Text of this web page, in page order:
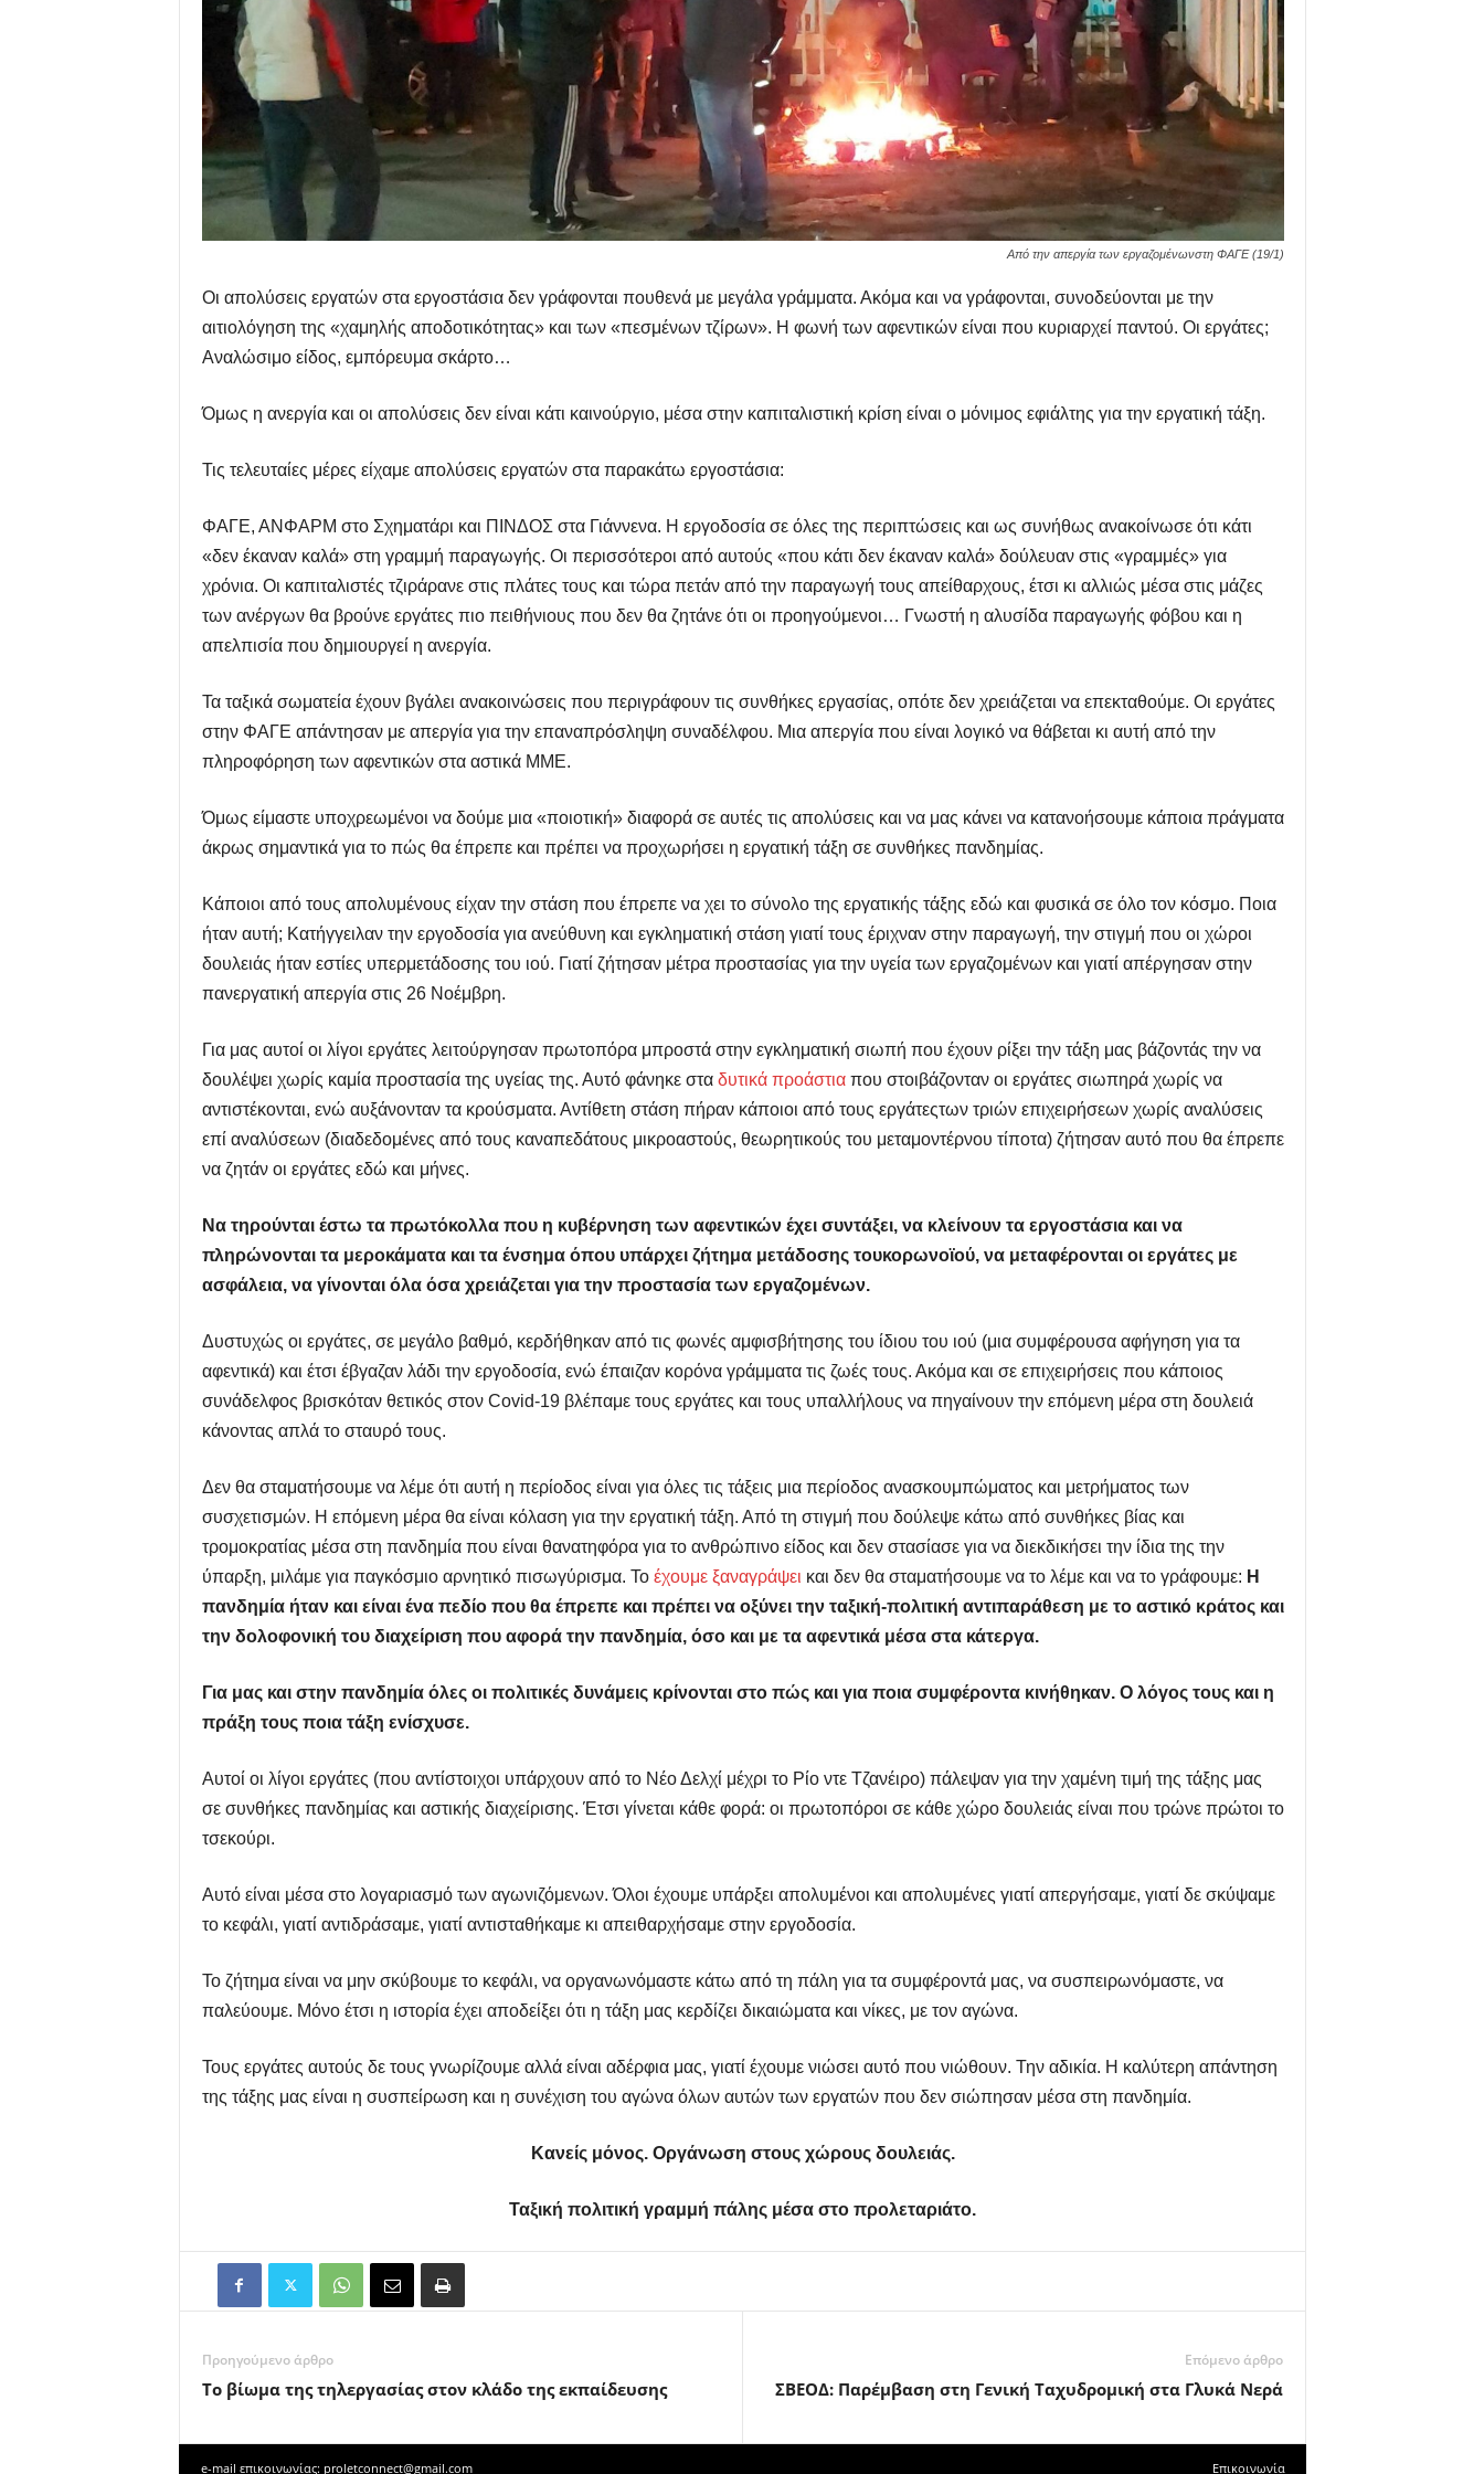
Από την απεργία των εργαζομένωνστη ΦΑΓΕ (19/1)
Οι απολύσεις εργατών στα εργοστάσια δεν γράφονται πουθενά με μεγάλα γράμματα. Ακόμα και να γράφονται, συνοδεύονται με την
αιτιολόγηση της «χαμηλής αποδοτικότητας» και των «πεσμένων τζίρων». Η φωνή των αφεντικών είναι που κυριαρχεί παντού. Οι εργάτες;
Αναλώσιμο είδος, εμπόρευμα σκάρτο…
Όμως η ανεργία και οι απολύσεις δεν είναι κάτι καινούργιο, μέσα στην καπιταλιστική κρίση είναι ο μόνιμος εφιάλτης για την εργατική τάξη.
Τις τελευταίες μέρες είχαμε απολύσεις εργατών στα παρακάτω εργοστάσια:
ΦΑΓΕ, ΑΝΦΑΡΜ στο Σχηματάρι και ΠΙΝΔΟΣ στα Γιάννενα. Η εργοδοσία σε όλες της περιπτώσεις και ως συνήθως ανακοίνωσε ότι κάτι
«δεν έκαναν καλά» στη γραμμή παραγωγής. Οι περισσότεροι από αυτούς «που κάτι δεν έκαναν καλά» δούλευαν στις «γραμμές» για
χρόνια. Οι καπιταλιστές τζιράρανε στις πλάτες τους και τώρα πετάν από την παραγωγή τους απείθαρχους, έτσι κι αλλιώς μέσα στις μάζες
των ανέργων θα βρούνε εργάτες πιο πειθήνιους που δεν θα ζητάνε ότι οι προηγούμενοι… Γνωστή η αλυσίδα παραγωγής φόβου και η
απελπισία που δημιουργεί η ανεργία.
Τα ταξικά σωματεία έχουν βγάλει ανακοινώσεις που περιγράφουν τις συνθήκες εργασίας, οπότε δεν χρειάζεται να επεκταθούμε. Οι εργάτες
στην ΦΑΓΕ απάντησαν με απεργία για την επαναπρόσληψη συναδέλφου. Μια απεργία που είναι λογικό να θάβεται κι αυτή από την
πληροφόρηση των αφεντικών στα αστικά ΜΜΕ.
Όμως είμαστε υποχρεωμένοι να δούμε μια «ποιοτική» διαφορά σε αυτές τις απολύσεις και να μας κάνει να κατανοήσουμε κάποια πράγματα
άκρως σημαντικά για το πώς θα έπρεπε και πρέπει να προχωρήσει η εργατική τάξη σε συνθήκες πανδημίας.
Κάποιοι από τους απολυμένους είχαν την στάση που έπρεπε να χει το σύνολο της εργατικής τάξης εδώ και φυσικά σε όλο τον κόσμο. Ποια
ήταν αυτή; Κατήγγειλαν την εργοδοσία για ανεύθυνη και εγκληματική στάση γιατί τους έριχναν στην παραγωγή, την στιγμή που οι χώροι
δουλειάς ήταν εστίες υπερμετάδοσης του ιού. Γιατί ζήτησαν μέτρα προστασίας για την υγεία των εργαζομένων και γιατί απέργησαν στην
πανεργατική απεργία στις 26 Νοέμβρη.
Για μας αυτοί οι λίγοι εργάτες λειτούργησαν πρωτοπόρα μπροστά στην εγκληματική σιωπή που έχουν ρίξει την τάξη μας βάζοντάς την να
δουλέψει χωρίς καμία προστασία της υγείας της. Αυτό φάνηκε στα δυτικά προάστιαπου στοιβάζονταν οι εργάτες σιωπηρά χωρίς να
αντιστέκονται, ενώ αυξάνονταν τα κρούσματα. Αντίθετη στάση πήραν κάποιοι από τους εργάτεςτων τριών επιχειρήσεων χωρίς αναλύσεις
επί αναλύσεων (διαδεδομένες από τους καναπεδάτους μικροαστούς, θεωρητικούς του μεταμοντέρνου τίποτα) ζήτησαν αυτό που θα έπρεπε
να ζητάν οι εργάτες εδώ και μήνες.
Να τηρούνται έστω τα πρωτόκολλα που η κυβέρνηση των αφεντικών έχει συντάξει, να κλείνουν τα εργοστάσια και να
πληρώνονται τα μεροκάματα και τα ένσημα όπου υπάρχει ζήτημα μετάδοσης τουκορωνοϊού, να μεταφέρονται οι εργάτες με
ασφάλεια, να γίνονται όλα όσα χρειάζεται για την προστασία των εργαζομένων.
Δυστυχώς οι εργάτες, σε μεγάλο βαθμό, κερδήθηκαν από τις φωνές αμφισβήτησης του ίδιου του ιού (μια συμφέρουσα αφήγηση για τα
αφεντικά) και έτσι έβγαζαν λάδι την εργοδοσία, ενώ έπαιζαν κορόνα γράμματα τις ζωές τους. Ακόμα και σε επιχειρήσεις που κάποιος
συνάδελφος βρισκόταν θετικός στον Covid-19 βλέπαμε τους εργάτες και τους υπαλλήλους να πηγαίνουν την επόμενη μέρα στη δουλειά
κάνοντας απλά το σταυρό τους.
Δεν θα σταματήσουμε να λέμε ότι αυτή η περίοδος είναι για όλες τις τάξεις μια περίοδος ανασκουμπώματος και μετρήματος των
συσχετισμών. Η επόμενη μέρα θα είναι κόλαση για την εργατική τάξη. Από τη στιγμή που δούλεψε κάτω από συνθήκες βίας και
τρομοκρατίας μέσα στη πανδημία που είναι θανατηφόρα για το ανθρώπινο είδος και δεν στασίασε για να διεκδικήσει την ίδια της την
ύπαρξη, μιλάμε για παγκόσμιο αρνητικό πισωγύρισμα. Το έχουμε ξαναγράψει και δεν θα σταματήσουμε να το λέμε και να το γράφουμε: Η
πανδημία ήταν και είναι ένα πεδίο που θα έπρεπε και πρέπει να οξύνει την ταξική-πολιτική αντιπαράθεση με το αστικό κράτος και
την δολοφονική του διαχείριση που αφορά την πανδημία, όσο και με τα αφεντικά μέσα στα κάτεργα.
Για μας και στην πανδημία όλες οι πολιτικές δυνάμεις κρίνονται στο πώς και για ποια συμφέροντα κινήθηκαν. Ο λόγος τους και η
πράξη τους ποια τάξη ενίσχυσε.
Αυτοί οι λίγοι εργάτες (που αντίστοιχοι υπάρχουν από το Νέο Δελχί μέχρι το Ρίο ντε Τζανέιρο) πάλεψαν για την χαμένη τιμή της τάξης μας
σε συνθήκες πανδημίας και αστικής διαχείρισης. Έτσι γίνεται κάθε φορά: οι πρωτοπόροι σε κάθε χώρο δουλειάς είναι που τρώνε πρώτοι το
τσεκούρι.
Αυτό είναι μέσα στο λογαριασμό των αγωνιζόμενων. Όλοι έχουμε υπάρξει απολυμένοι και απολυμένες γιατί απεργήσαμε, γιατί δε σκύψαμε
το κεφάλι, γιατί αντιδράσαμε, γιατί αντισταθήκαμε κι απειθαρχήσαμε στην εργοδοσία.
Το ζήτημα είναι να μην σκύβουμε το κεφάλι, να οργανωνόμαστε κάτω από τη πάλη για τα συμφέροντά μας, να συσπειρωνόμαστε, να
παλεύουμε. Μόνο έτσι η ιστορία έχει αποδείξει ότι η τάξη μας κερδίζει δικαιώματα και νίκες, με τον αγώνα.
Τους εργάτες αυτούς δε τους γνωρίζουμε αλλά είναι αδέρφια μας, γιατί έχουμε νιώσει αυτό που νιώθουν. Την αδικία. Η καλύτερη απάντηση
της τάξης μας είναι η συσπείρωση και η συνέχιση του αγώνα όλων αυτών των εργατών που δεν σιώπησαν μέσα στη πανδημία.
Κανείς μόνος. Οργάνωση στους χώρους δουλειάς.
Ταξική πολιτική γραμμή πάλης μέσα στο προλεταριάτο.
Προηγούμενο άρθρο
Το βίωμα της τηλεργασίας στον κλάδο της εκπαίδευσης
Επόμενο άρθρο
ΣΒΕΟΔ: Παρέμβαση στη Γενική Ταχυδρομική στα Γλυκά Νερά
Επικοινωνία
e-mail επικοινωνίας: proletconnect@gmail.com